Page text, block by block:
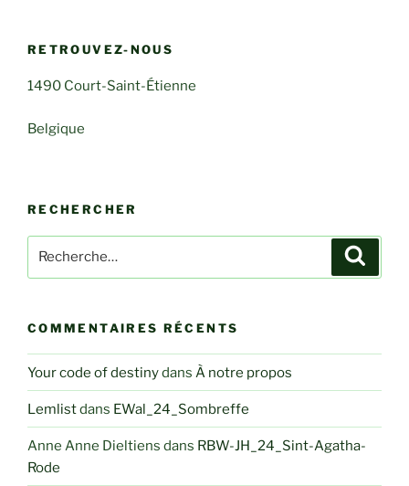
RETROUVEZ-NOUS
1490 Court-Saint-Étienne
Belgique
RECHERCHER
pour
COMMENTAIRES RÉCENTS
Your code of destinydans À notre propos
Lemlistdans EWal_24_Sombreffe
Anne Anne Dieltiens dans RBW-JH_24_Sint-Agatha-
Rode